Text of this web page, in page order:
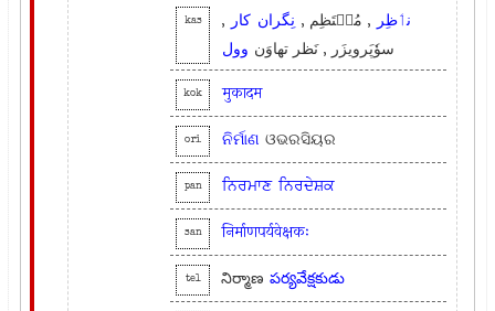
kas نٲظِر , مُنٛتَظِم , نِگران کار ,
سوٗپَرویزَر , نَظر تھاوَن وول
kok मुकादम
ori ନିର୍ମାଣ ଓଭରସିୟର
pan ਨਿਰਮਾਣ ਨਿਰਦੇਸ਼ਕ
san निर्माणपर्यवेक्षकः
tel నిర్మాణ పర్యవేక్షకుడు